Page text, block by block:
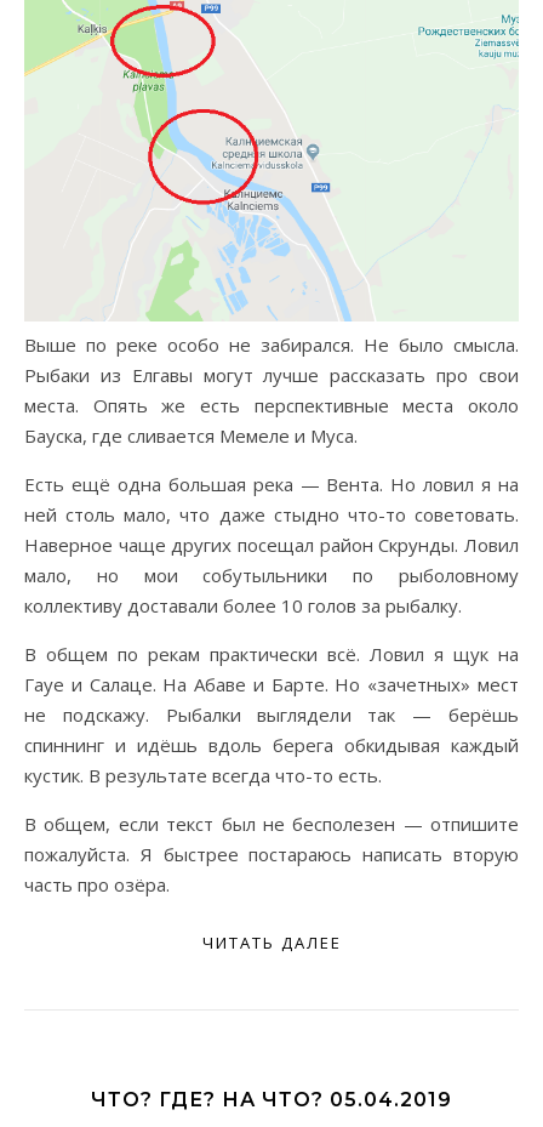
Выше по реке особо не забирался. Не было смысла.
Рыбаки из Елгавы могут лучше рассказать про свои
места. Опять же есть перспективные места около
Бауска, где сливается Мемеле и Муса.
Есть ещё одна большая река — Вента. Но ловил я на
ней столь мало, что даже стыдно что-то советовать.
Наверное чаще других посещал район Скрунды. Ловил
мало, но мои собутыльники по рыболовному
коллективу доставали более 10 голов за рыбалку.
В общем по рекам практически всё. Ловил я щук на
Гауе и Салаце. На Абаве и Барте. Но «зачетных» мест
не подскажу. Рыбалки выглядели так — берёшь
спиннинг и идёшь вдоль берега обкидывая каждый
кустик. В результате всегда что-то есть.
В общем, если текст был не бесполезен — отпишите
пожалуйста. Я быстрее постараюсь написать вторую
часть про озёра.
ЧИТАТЬ ДАЛЕЕ
ЧТО? ГДЕ? НА ЧТО? 05.04.2019